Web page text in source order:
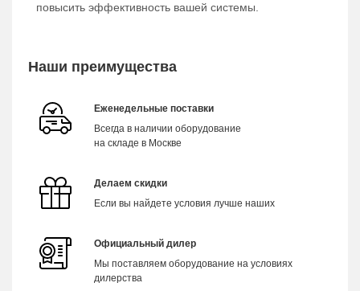
повысить эффективность вашей системы.
Наши преимущества
Еженедельные поставки
Всегда в наличии оборудование
на складе в Москве
Делаем скидки
Если вы найдете условия лучше наших
Официальный дилер
Мы поставляем оборудование на условиях
дилерства